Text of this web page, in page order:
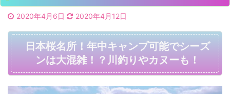
2020年4月6日 2020年4月12日
日本桜名所！年中キャンプ可能でシーズ
ンは大混雑！？川釣りやカヌーも！